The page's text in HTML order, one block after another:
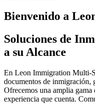
Bienvenido a
Soluciones de
a su Alcance
En Leon Immigration Multi-
documentos de inmigración,
Ofrecemos una amplia
experiencia que cuenta.